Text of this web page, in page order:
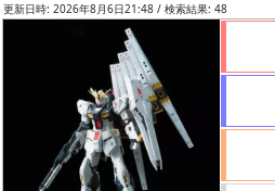
更新日時: 2026年8月6日21:48 / 検索結果: 48